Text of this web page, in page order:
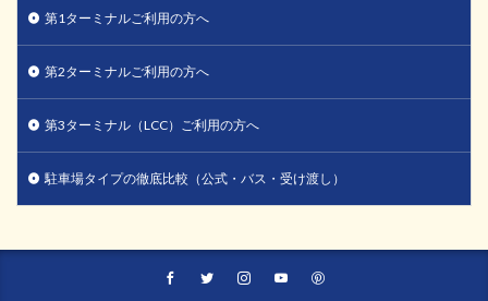
第1ターミナルご利用の方へ
第2ターミナルご利用の方へ
第3ターミナル（LCC）ご利用の方へ
駐車場タイプの徹底比較（公式・バス・受け渡し）